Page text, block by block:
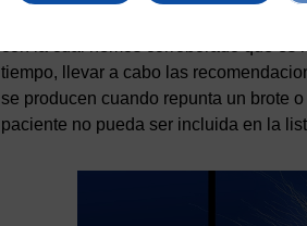
Hemos decidido hacer este trabajo
con la cual hemos corroborado que
tiempo, llevar a cabo las
se producen cuando repunta un brote
paciente no pueda ser incluida en la